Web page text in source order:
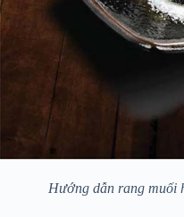
Hướng dẫn rang muối